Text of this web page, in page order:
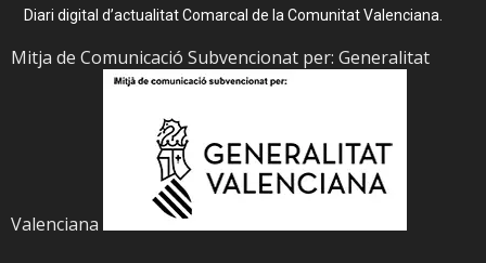
Diari digital d’actualitat Comarcal de la Comunitat Valenciana.
Mitja de Comunicació Subvencionat per: Generalitat
Valenciana